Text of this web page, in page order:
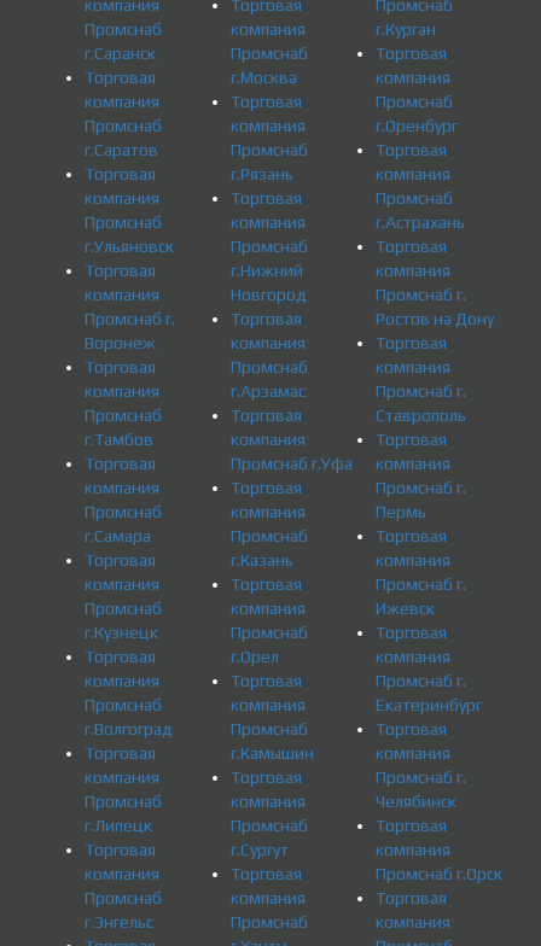
компания
Промснаб
г.Саранск
Торговая
компания
Промснаб
г.Саратов
Торговая
компания
Промснаб
г.Ульяновск
Торговая
компания
Промснаб г.
Воронеж
Торговая
компания
Промснаб
г.Тамбов
Торговая
компания
Промснаб
г.Самара
Торговая
компания
Промснаб
г.Кузнецк
Торговая
компания
Промснаб
г.Волгоград
Торговая
компания
Промснаб
г.Липецк
Торговая
компания
Промснаб
г.Энгельс
Торговая
компания
Промснаб
г.Москва
Торговая
компания
Промснаб
г.Рязань
Торговая
компания
Промснаб
г.Нижний
Новгород
Торговая
компания
Промснаб
г.Арзамас
Торговая
компания
Промснаб г.Уфа
Торговая
компания
Промснаб
г.Казань
Торговая
компания
Промснаб
г.Орел
Торговая
компания
Промснаб
г.Камышин
Торговая
компания
Промснаб
г.Сургут
Торговая
компания
Промснаб
Промснаб
г.Курган
Торговая
компания
Промснаб
г.Оренбург
Торговая
компания
Промснаб
г.Астрахань
Торговая
компания
Промснаб г.
Ростов на Дону
Торговая
компания
Промснаб г.
Ставрополь
Торговая
компания
Промснаб г.
Пермь
Торговая
компания
Промснаб г.
Ижевск
Торговая
компания
Промснаб г.
Екатеринбург
Торговая
компания
Промснаб г.
Челябинск
Торговая
компания
Промснаб г.Орск
Торговая
компания